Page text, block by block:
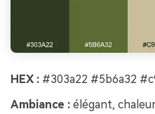
HEX : #303a22 #5b6a32
Ambiance : élégant,